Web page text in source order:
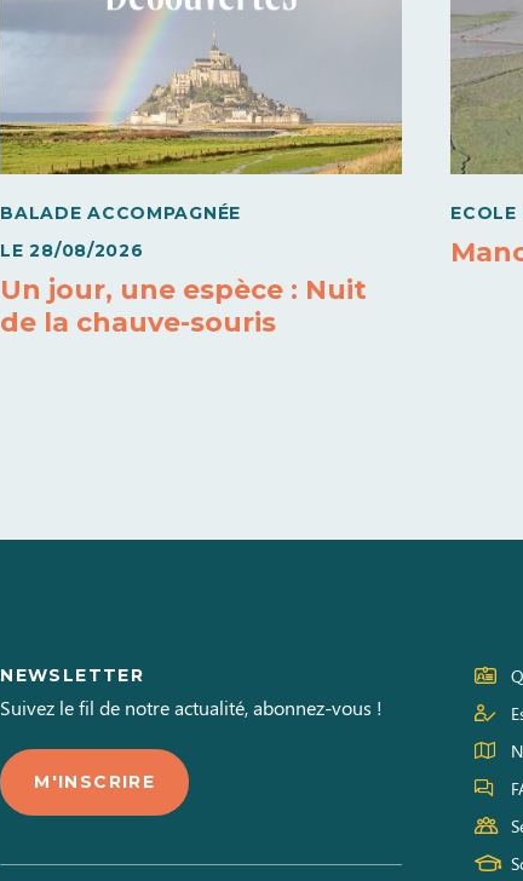
BALADE ACCOMPAGNÉE
LE 28/08/2026
Un jour, une espèce : Nuit
de la chauve-souris
NEWSLETTER
Suivez le fil de notre actualité, abonnez-vous !
M'INSCRIRE